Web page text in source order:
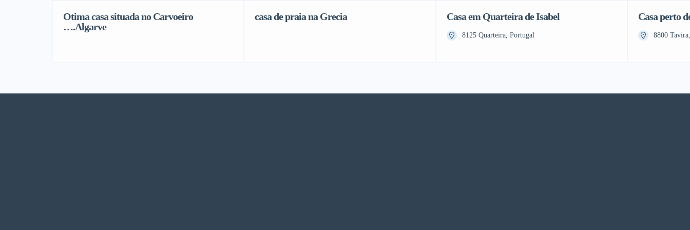
Otima casa situada no Carvoeiro
….Algarve
casa de praia na Grecia Casa em Quarteira de Isabel
8125 Quarteira, Portugal
Casa perto
8800